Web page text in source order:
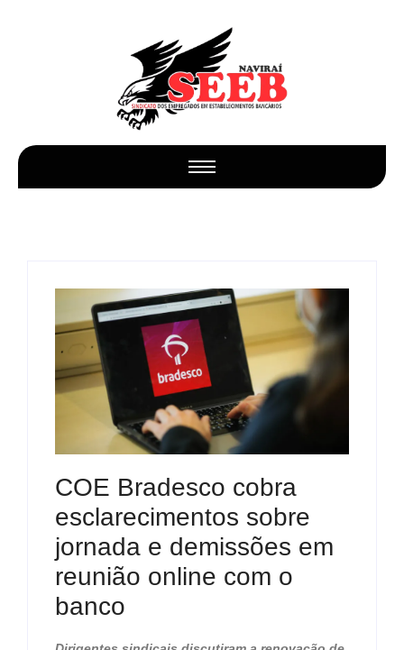
COE Bradesco cobra
esclarecimentos sobre
jornada e demissões em
reunião online com o
banco